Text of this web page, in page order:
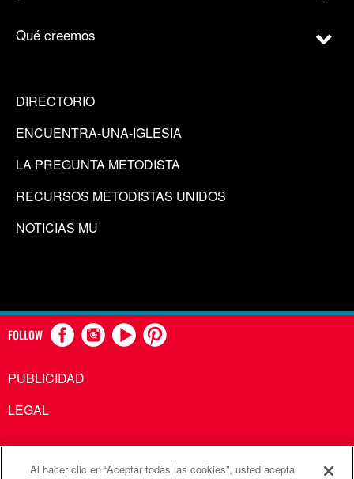
Qué creemos
DIRECTORIO
ENCUENTRA-UNA-IGLESIA
LA PREGUNTA METODISTA
RECURSOS METODISTAS UNIDOS
NOTICIAS MU
FOLLOW
PUBLICIDAD
LEGAL
Al hacer clic en “Aceptar todas las cookies”, usted acepta